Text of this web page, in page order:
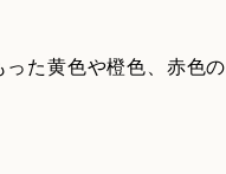
た黄色や橙色、赤色の